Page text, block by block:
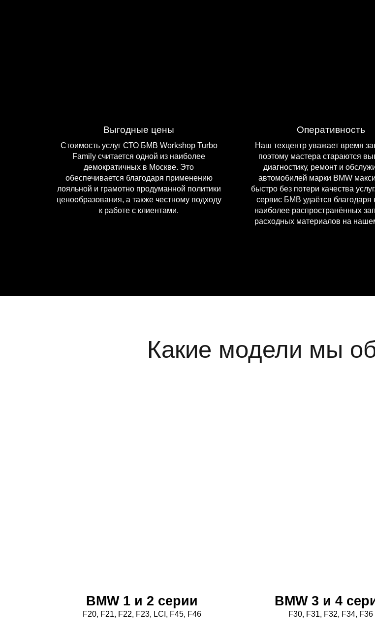
Выгодные цены
Стоимость услуг СТО БМВ Workshop Turbo
Family считается одной из наиболее
демократичных в Москве. Это
обеспечивается благодаря применению
лояльной и грамотно продуманной политики
ценообразования, а также честному подходу
к работе с клиентами.
Оперативность
Наш техцентр уважает время
поэтому мастера стараются
диагностику, ремонт и
автомобилей марки BMW
быстро без потери качества
сервис БМВ удаётся благодаря
наиболее распространённых
расходных материалов на
Какие модели мы
BMW 1 и 2 серии
F20, F21, F22, F23, LCI, F45, F46
BMW 3 и 4
F30, F31, F32, F34, F36